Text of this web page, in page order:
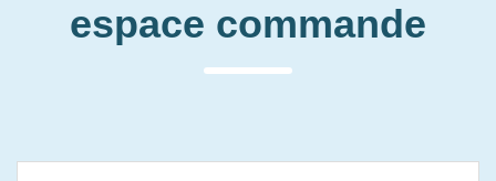
espace commande